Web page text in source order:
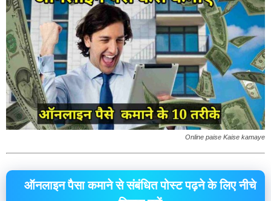
Online paise Kaise kamaye
ऑनलाइन पैसा कमाने से संबंधित पोस्ट पढ़ने के लिए नीचे